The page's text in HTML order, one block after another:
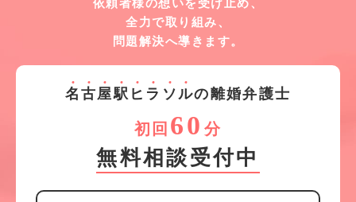
依頼者様の想いを受け止め、
全力で取り組み、
問題解決へ導きます。
名 古屋駅 ヒ ラ ソルの離婚弁護士
初回 60 分
無料相談受付中